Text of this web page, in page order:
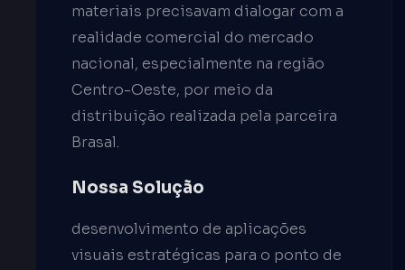
materiais precisavam dialogar com a
realidade comercial do mercado
nacional, especialmente na região
Centro-Oeste, por meio da
distribuição realizada pela parceira
Brasal.
Nossa Solução
desenvolvimento de aplicações
visuais estratégicas para o ponto de